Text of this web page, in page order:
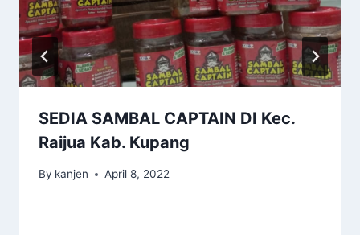
SEDIA SAMBAL CAPTAIN DI Kec.
Raijua Kab. Kupang
By kanjen April 8, 2022